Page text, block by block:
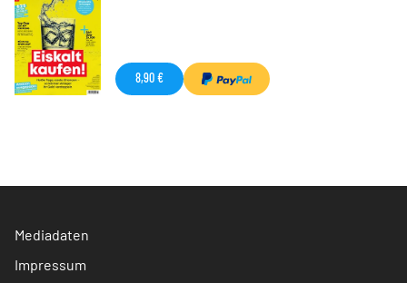
8,90 €
Mediadaten
Impressum